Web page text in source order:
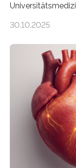
behandelt werden
Oncology,
aus Gewebe von
sogenannte
vorab zu prüfen,
wirken. Dabei
als Biomarker für
dienen könnte.
häufigsten
30.10.2025